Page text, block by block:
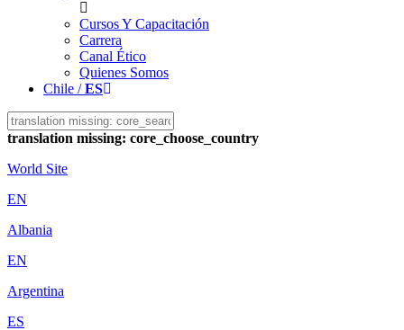
Cursos Y Capacitación
Carrera
Canal Ético
Quienes Somos
Chile /ES
translation missing: core_choose_country
World Site
EN
Albania
EN
Argentina
ES